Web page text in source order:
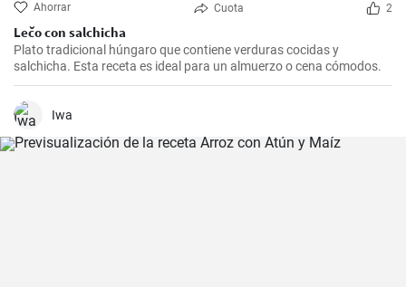
Ahorrar Cuota 2
Lečo con salchicha
Plato tradicional húngaro que contiene verduras cocidas y
salchicha. Esta receta es ideal para un almuerzo o cena cómodos.
Iwa